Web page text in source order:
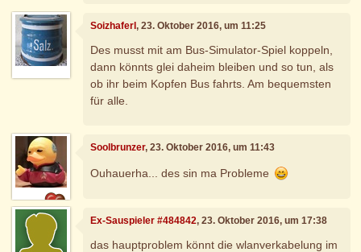
Soizhaferl, 23. Oktober 2016, um 11:25
Des musst mit am Bus-Simulator-Spiel koppeln,
dann könnts glei daheim bleiben und so tun, als
ob ihr beim Kopfen Bus fahrts. Am bequemsten
für alle.
Soolbrunzer, 23. Oktober 2016, um 11:43
Ouhauerha... des sin ma Probleme
Ex-Sauspieler #484842, 23. Oktober 2016, um 17:38
das hauptproblem könnt die wlanverkabelung im